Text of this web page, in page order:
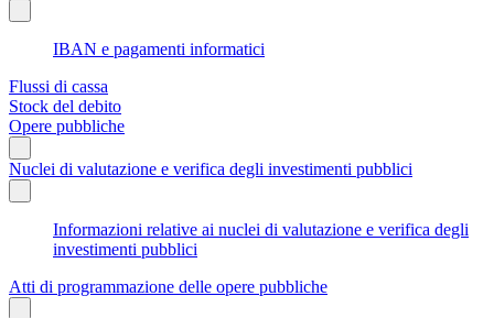
IBAN e pagamenti informatici
Flussi di cassa
Stock del debito
Opere pubbliche
Nuclei di valutazione e verifica degli investimenti pubblici
Informazioni relative ai nuclei di valutazione e verifica degli
investimenti pubblici
Atti di programmazione delle opere pubbliche